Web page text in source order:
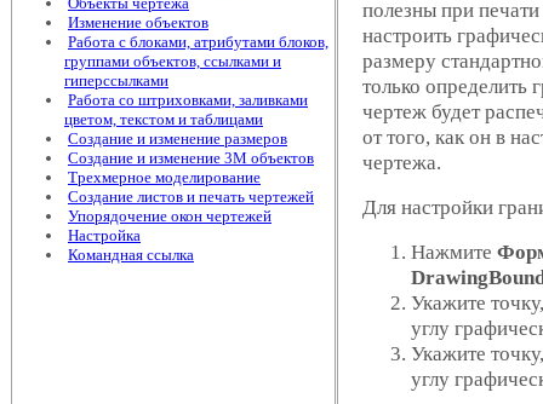
Изменение объектов
Работа с блоками, атрибутами блоков,
группами объектов, ссылками и
гиперссылками
Работа со штриховками, заливками
цветом, текстом и таблицами
Создание и изменение размеров
Создание и изменение 3М объектов
Трехмерное моделирование
Создание листов и печать чертежей
Упорядочение окон чертежей
Настройка
Командная ссылка
полезны при
настроить
размеру
только определить
чертеж будет
от того, как он в
чертежа.
Для настройки
Нажмите
Укажите
углу
Укажите
углу